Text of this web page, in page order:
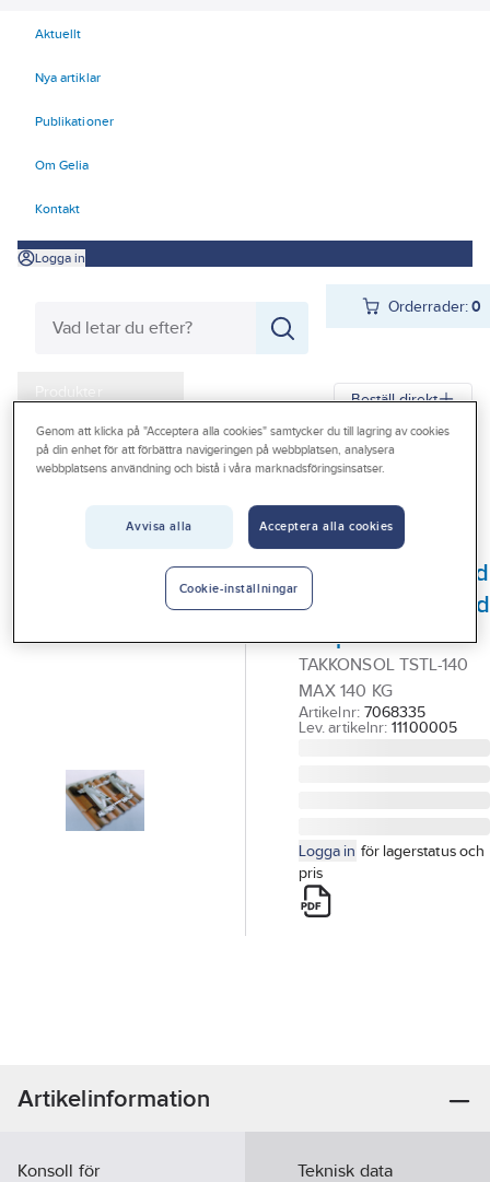
Aktuellt
Nya artiklar
Publikationer
Om Gelia
Kontakt
Logga in
Orderrader:0
Produkter
Kampanjer
Outlet
Beställ direkt
Gelia Produkter Kyl Installationstillbehör Konsoler och stativ
TECNOSYSTEMI
TSTL Takkonsol
av pulverlackerad
varmgalvaniserad
stålplåt
TAKKONSOL TSTL-140
MAX 140 KG
Artikelnr: 7068335
Lev. artikelnr: 11100005
Logga in för lagerstatus och
pris
Artikelinformation
Konsoll för
Teknisk data
Genom att klicka på "Acceptera alla cookies" samtycker du till lagring av cookies
på din enhet för att förbättra navigeringen på webbplatsen, analysera
webbplatsens användning och bistå i våra marknadsföringsinsatser.
Avvisa alla Acceptera alla cookies
Cookie-inställningar